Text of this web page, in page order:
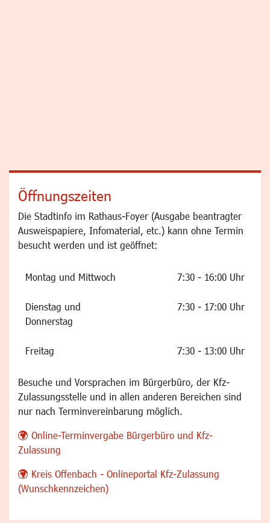
Öffnungszeiten
Die Stadtinfo im Rathaus-Foyer (Ausgabe beantragter
Ausweispapiere, Infomaterial, etc.) kann ohne Termin
besucht werden und ist geöffnet:
Montag und Mittwoch 7:30 - 16:00 Uhr
Dienstag und
Donnerstag
7:30 - 17:00 Uhr
Freitag 7:30 - 13:00 Uhr
Besuche und Vorsprachen im Bürgerbüro, der Kfz-
Zulassungsstelle und in allen anderen Bereichen sind
nur nach Terminvereinbarung möglich.
Online-Terminvergabe Bürgerbüro und Kfz-
Zulassung
Kreis Offenbach - Onlineportal Kfz-Zulassung
(Wunschkennzeichen)